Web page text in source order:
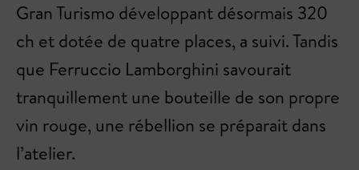
Gran Turismo développant désormais 320
ch et dotée de quatre places, a suivi. Tandis
que Ferruccio Lamborghini savourait
tranquillement une bouteille de son propre
vin rouge, une rébellion se préparait dans
l’atelier.